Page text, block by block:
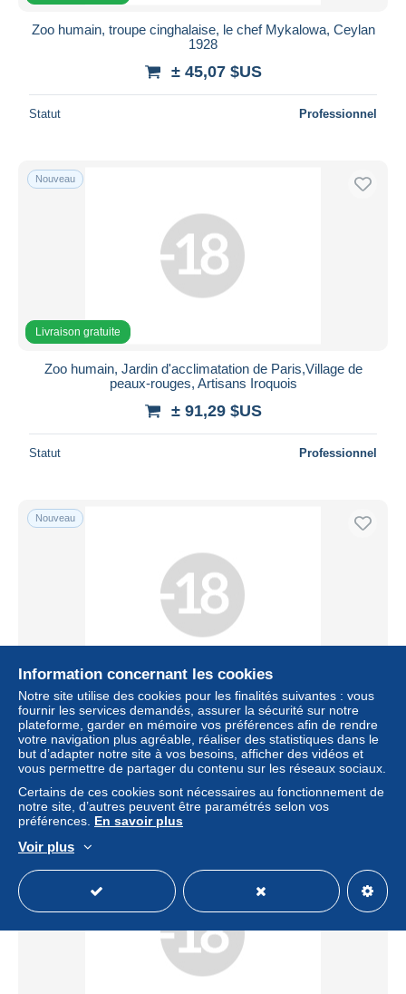
Zoo humain, troupe cinghalaise, le chef Mykalowa, Ceylan
1928
± 45,07 $US
Statut Professionnel
Nouveau
Livraison gratuite
Zoo humain, Jardin d'acclimatation de Paris,Village de
peaux-rouges, Artisans Iroquois
± 91,29 $US
Statut Professionnel
Nouveau
Livraison gratuite
Zoo humain, Exposition coloniale Franco-Britannique,
Village Indien, Ceylan
± 91,29 $US
Statut Professionnel
Nouveau
Information concernant les cookies
Notre site utilise des cookies pour les finalités suivantes : vous
fournir les services demandés, assurer la sécurité sur notre
plateforme, garder en mémoire vos préférences afin de rendre
votre navigation plus agréable, réaliser des statistiques dans le
but d’adapter notre site à vos besoins, afficher des vidéos et
vous permettre de partager du contenu sur les réseaux sociaux.
Certains de ces cookies sont nécessaires au fonctionnement de
notre site, d’autres peuvent être paramétrés selon vos
préférences. En savoir plus
Voir plus